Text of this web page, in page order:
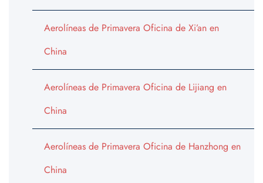
Aerolíneas de Primavera Oficina de Xi’an en
China
Aerolíneas de Primavera Oficina de Lijiang en
China
Aerolíneas de Primavera Oficina de Hanzhong en
China